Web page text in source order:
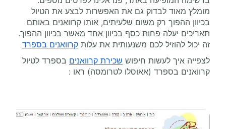
מומלץ מאוד לבדוק גם את האפשרות לבצע את הטיול
בכיוון ההפוך רק משום שלעיתים, אותו קרוואנים באותם
תאריכים יעלה פחות כסף בכיוון אחד מאשר בכיוון ההפוך.
זה יכול להוזיל לכם משנעותית את עלות קרוואנים בספרד
לצפייה איך לעשות חיפוש שכירת קרוואנים בספרד לטיול
קרוואנים בספרד (אאוסלו לטרומסה) ראו :